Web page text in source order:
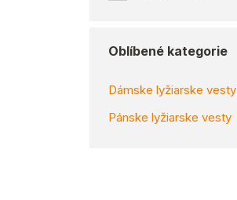
Oblíbené kategorie
Dámske lyžiarske vesty
Pánske lyžiarske vesty